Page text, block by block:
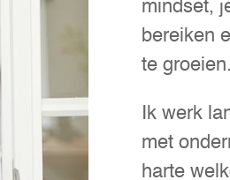
mindset,
bereiken
te groeien.
Ik werk
met
harte